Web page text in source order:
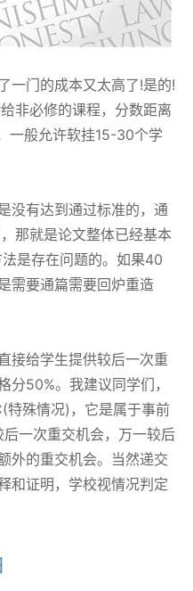
一门的成本又太高了!是的!
非必修的课程，分数距离
一般允许软挂15-30个学
没有达到通过标准的，通
那就是论文整体已经基本
是存在问题的。如果40
需要通篇需要回炉重造
接给学生提供较后一次重
分50%。我建议同学们，
特殊情况)，它是属于事前
一次重交机会，万一较后
外的重交机会。当然递交
和证明，学校视情况判定